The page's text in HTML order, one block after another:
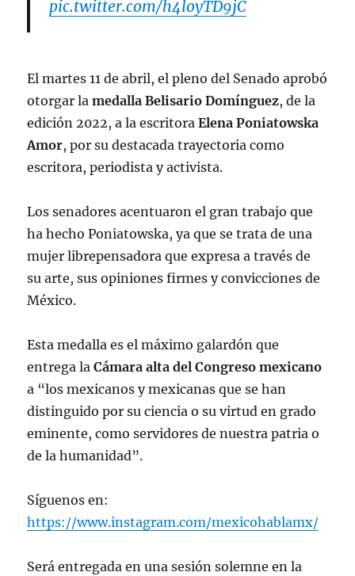
pic.twitter.com/h4loyTD9jC
El martes 11 de abril, el pleno del Senado aprobó
otorgar lamedalla Belisario Domínguez, de la
edición 2022, a la escritoraElena Poniatowska
Amor, por su destacada trayectoria como
escritora, periodista y activista.
Los senadores acentuaron el gran trabajo que
ha hecho Poniatowska, ya que se trata de una
mujer librepensadora que expresa a través de
su arte, sus opiniones firmes y convicciones de
México.
Esta medalla es el máximo galardón que
entrega laCámara alta del Congreso mexicano
a “los mexicanos y mexicanas que se han
distinguido por su ciencia o su virtud en grado
eminente, como servidores de nuestra patria o
de la humanidad”.
Síguenos en:
https://www.instagram.com/mexicohablamx/
Será entregada en una sesión solemne en la